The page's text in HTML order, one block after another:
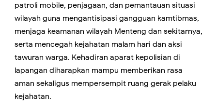
patroli mobile, penjagaan, dan pemantauan situasi
wilayah guna mengantisipasi gangguan kamtibmas,
menjaga keamanan wilayah Menteng dan sekitarnya,
serta mencegah kejahatan malam hari dan aksi
tawuran warga. Kehadiran aparat kepolisian di
lapangan diharapkan mampu memberikan rasa
aman sekaligus mempersempit ruang gerak pelaku
kejahatan.